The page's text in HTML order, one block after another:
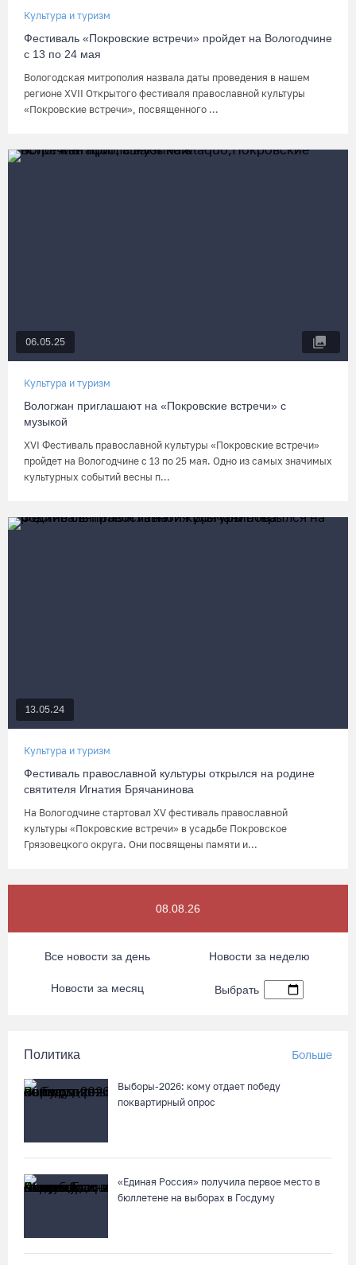
Культура и туризм
Фестиваль «Покровские встречи» пройдет на Вологодчине
с 13 по 24 мая
Вологодская митрополия назвала даты проведения в нашем
регионе XVII Открытого фестиваля православной культуры
«Покровские встречи», посвященного ...
06.05.25
Культура и туризм
Вологжан приглашают на «Покровские встречи» с
музыкой
XVI Фестиваль православной культуры «Покровские встречи»
пройдет на Вологодчине с 13 по 25 мая. Одно из самых значимых
культурных событий весны п...
13.05.24
Культура и туризм
Фестиваль православной культуры открылся на родине
святителя Игнатия Брячанинова
На Вологодчине стартовал XV фестиваль православной
культуры «Покровские встречи» в усадьбе Покровское
Грязовецкого округа. Они посвящены памяти и...
08.08.26
Все новости за день Новости за неделю
Новости за месяц Выбрать
Политика Больше
Выборы-2026: кому отдает победу
поквартирный опрос
«Единая Россия» получила первое место в
бюллетене на выборах в Госдуму